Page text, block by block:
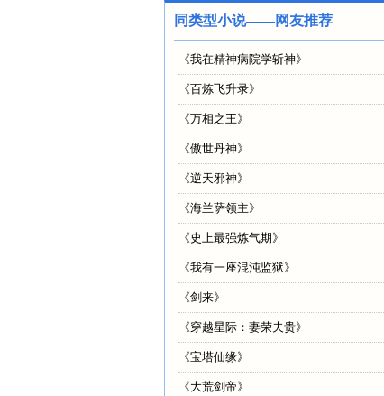
同类型小说——网友推荐
《我在精神病院学斩神》
《百炼飞升录》
《万相之王》
《傲世丹神》
《逆天邪神》
《海兰萨领主》
《史上最强炼气期》
《我有一座混沌监狱》
《剑来》
《穿越星际：妻荣夫贵》
《宝塔仙缘》
《大荒剑帝》